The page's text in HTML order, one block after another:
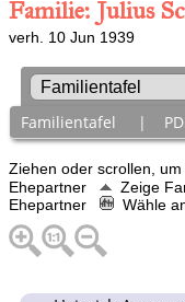
Familie: Julius
verh. 10 Jun 1939
Familientafel |
Ziehen oder scrollen,
Ehepartner
Zeige
Ehepartner
Wähle